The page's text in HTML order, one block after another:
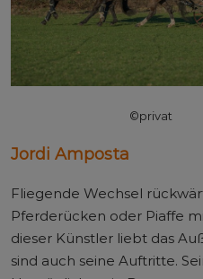
©privat
Jordi Amposta
Fliegende Wechsel
Pferderücken oder Piaffe
dieser Künstler liebt das
sind auch seine Auftritte.